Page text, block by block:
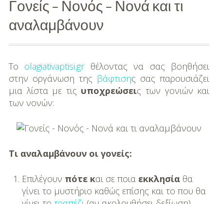
Διασκέδαση
Βάπτιση
Οργάνωση
Βάπτισης
Βαπτίσεις
Σπίτι
Παιδικό Δωμάτιο
Deco
Γονείς – Νονός – Νονά και τι
αναλαμβάνουν
To olagiativaptisi.gr θέλοντας να σας βοηθήσει
στην οργάνωση της βάφτισης σας παρουσιάζει
μια λίστα με τις υποχρεώσεις των γονιών και
των νονών:
Τι αναλαμβάνουν οι γονείς:
Επιλέγουν πότε και σε ποια εκκλησίαθα
γίνει το μυστήριο καθώς επίσης και το που θα